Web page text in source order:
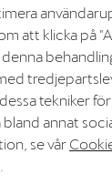
att klicka på
tekniker
bland annat
se vår